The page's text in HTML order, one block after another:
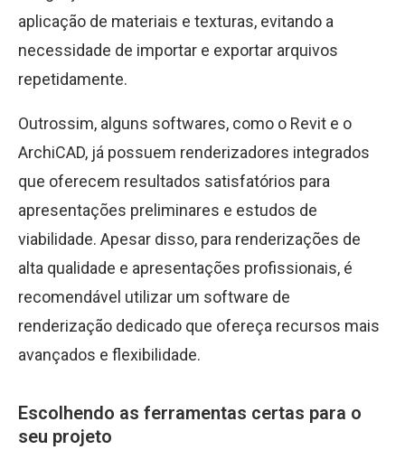
aplicação de materiais e texturas, evitando a
necessidade de importar e exportar arquivos
repetidamente.
Outrossim, alguns softwares, como o Revit e o
ArchiCAD, já possuem renderizadores integrados
que oferecem resultados satisfatórios para
apresentações preliminares e estudos de
viabilidade. Apesar disso, para renderizações de
alta qualidade e apresentações profissionais, é
recomendável utilizar um software de
renderização dedicado que ofereça recursos mais
avançados e flexibilidade.
Escolhendo as ferramentas certas para o
seu projeto